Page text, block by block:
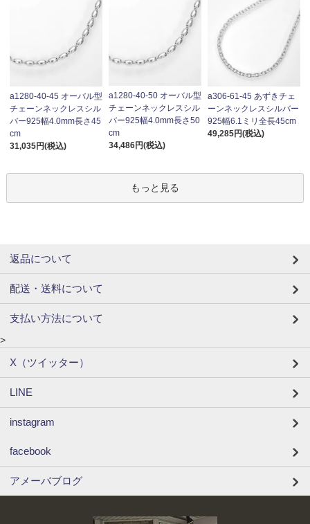
a1280-40-45 オーバル型
チェーンネックレスシル
バー925幅4.0mm長さ45
cm
31,035円(税込)
a1280-40-50 オーバル型
チェーンネックレスシル
バー925幅4.0mm長さ50
cm
34,486円(税込)
a306-61-45 あずきチェ
ーンネックレスシルバー
925幅6.1ミリ全長45cm
49,285円(税込)
もっと見る
返品について
配送・送料について
支払い方法について
>
X（ツイッター）
LINE
instagram
facebook
アメーバブログ